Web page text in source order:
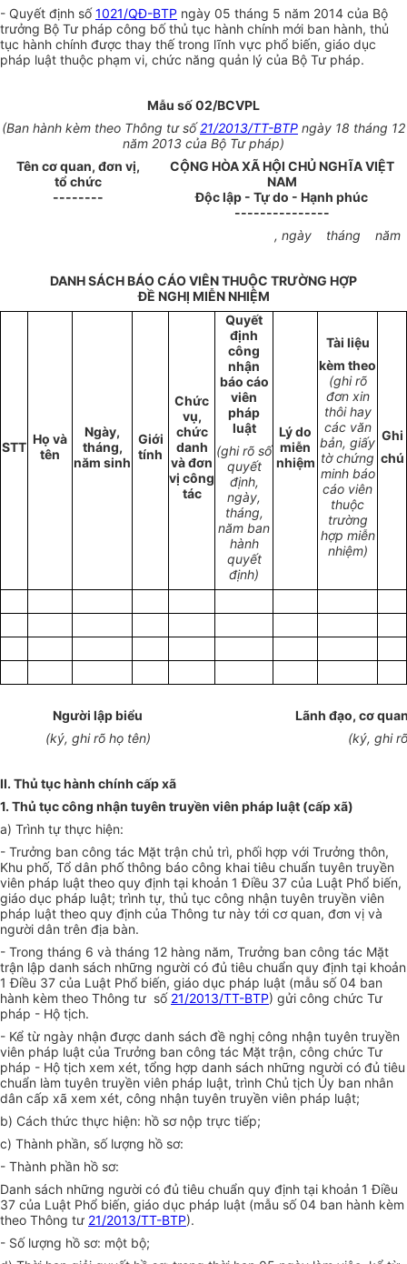
- Quyết định số1021/QĐ-BTP ngày 05 tháng 5 năm 2014 của Bộ
trưởng Bộ Tư pháp công bố thủ tục hành chính mới ban hành, thủ
tục hành chính được thay thế trong lĩnh vực phổ biến, giáo dục
pháp luật thuộc phạm vi, chức năng quản lý của Bộ Tư pháp.
Mẫu số 02/BCVPL
(Ban hành kèm theo Thông tư số21/2013/TT-BTP ngày 18 tháng 12
năm 2013 của Bộ Tư pháp)
Tên cơ quan, đơn vị,
tổ chức
--------
CỘNG HÒA XÃ HỘI CHỦ NGHĨA VIỆT
NAM
Độc lập - Tự do - Hạnh phúc
---------------
, ngày
tháng năm
DANH SÁCH BÁO CÁO VIÊN THUỘC TRƯỜNG HỢP
ĐỀ NGHỊ MIỄN NHIỆM
STT
Họ và
tên
Ngày,
tháng,
năm sinh
Giới
tính
Chức
vụ,
chức
danh
và đơn
vị công
tác
Quyết
định
công
nhận
báo cáo
viên
pháp
luật
(ghi rõ số
quyết
định,
ngày,
tháng,
năm ban
hành
quyết
định)
Lý do
miễn
nhiệm
Tài liệu
kèm theo
(ghi rõ
đơn xin
thôi hay
các văn
bản, giấy
tờ chứng
minh báo
cáo viên
thuộc
trường
hợp miễn
nhiệm)
Ghi
chú
Người lập biểu
(ký, ghi rõ họ tên)
Lãnh đạo, cơ
(ký, ghi
II. Thủ tục hành chính cấp xã
1. Thủ tục công nhận tuyên truyền viên pháp luật (cấp xã)
a) Trình tự thực hiện:
- Trưởng ban công tác Mặt trận chủ trì, phối hợp với Trưởng thôn,
Khu phố, Tổ dân phố thông báo công khai tiêu chuẩn tuyên truyền
viên pháp luật theo quy định tại khoản 1 Điều 37 của Luật Phổ biến,
giáo dục pháp luật; trình tự, thủ tục công nhận tuyên truyền viên
pháp luật theo quy định của Thông tư này tới cơ quan, đơn vị và
người dân trên địa bàn.
- Trong tháng 6 và tháng 12 hàng năm, Trưởng ban công tác Mặt
trận lập danh sách những người có đủ tiêu chuẩn quy định tại khoản
1 Điều 37 của Luật Phổ biến, giáo dục pháp luật (mẫu số 04 ban
hành kèm theo Thông tư số 21/2013/TT-BTP) gửi công chức Tư
pháp - Hộ tịch.
- Kể từ ngày nhận được danh sách đề nghị công nhận tuyên truyền
viên pháp luật của Trưởng ban công tác Mặt trận, công chức Tư
pháp - Hộ tịch xem xét, tổng hợp danh sách những người có đủ tiêu
chuẩn làm tuyên truyền viên pháp luật, trình Chủ tịch Ủy ban nhân
dân cấp xã xem xét, công nhận tuyên truyền viên pháp luật;
b) Cách thức thực hiện: hồ sơ nộp trực tiếp;
c) Thành phần, số lượng hồ sơ:
- Thành phần hồ sơ:
Danh sách những người có đủ tiêu chuẩn quy định tại khoản 1 Điều
37 của Luật Phổ biến, giáo dục pháp luật (mẫu số 04 ban hành kèm
theo Thông tư 21/2013/TT-BTP).
- Số lượng hồ sơ: một bộ;